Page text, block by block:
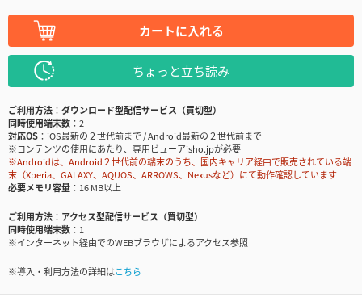
カートに入れる
ちょっと立ち読み
ご利用方法
ダウンロード型配信サービス（買切型）
同時使用端末数
2
対応OS
iOS最新の２世代前まで / Android最新の２世代前まで
※コンテンツの使用にあたり、専用ビューアisho.jpが必要
※Androidは、Android２世代前の端末のうち、国内キャリア経由で販売されている端
末（Xperia、GALAXY、AQUOS、ARROWS、Nexusなど）にて動作確認しています
必要メモリ容量
16 MB以上
ご利用方法
アクセス型配信サービス（買切型）
同時使用端末数
1
※インターネット経由でのWEBブラウザによるアクセス参照
※導入・利用方法の詳細はこちら